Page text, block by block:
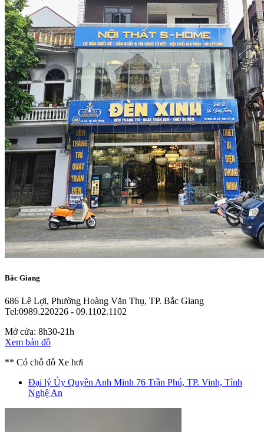
Bắc Giang
686 Lê Lợi, Phường Hoàng Văn Thụ, TP. Bắc Giang
Tel:0989.220226 - 09.1102.1102
Mở cửa: 8h30-21h
Xem bản đồ
** Có chỗ đỗ Xe hơi
Đại lý Ủy Quyền Anh Minh 76 Trần Phú, TP. Vinh, Tỉnh
Nghệ An